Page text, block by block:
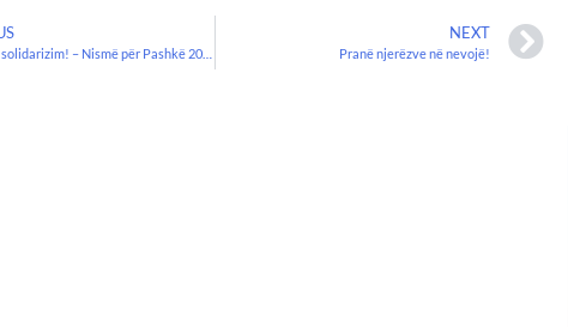
NEXT
Pranë njerëzve në nevojë!